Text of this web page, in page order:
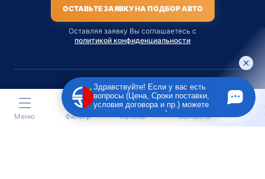
ОСТАВЬТЕ ЗАЯВКУ НА ПОДБОР АВТО
Оставляя заявку Вы соглашаетесь с
политикой конфиденциальности
Материалы данного сайта являются публичной офертой
только на услугу сопровождения Агентом приобретения
транспортного средства Клиентом.
Меню Фильтр Каталог Контакты
Здравствуйте! Если у вас есть
вопросы (Цена, Сроки поставки,
условия договора и пр.) можете
задать их мне в чат!